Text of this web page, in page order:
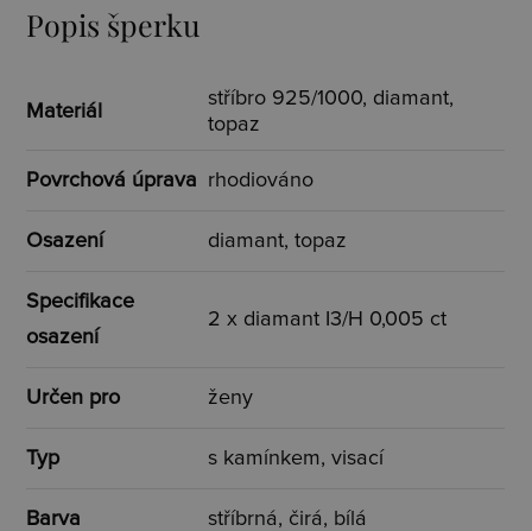
Popis šperku
Materiál
stříbro 925/1000, diamant,
topaz
Povrchová úprava rhodiováno
Osazení diamant, topaz
Specifikace
osazení
2 x diamant I3/H 0,005 ct
Určen pro ženy
Typ s kamínkem, visací
Barva stříbrná, čirá, bílá